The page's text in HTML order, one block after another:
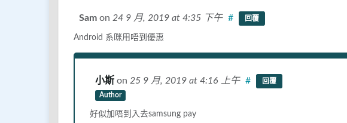
Sam on 24 9 月, 2019 at 4:35 下午 # 回覆
Android 系咪用唔到優惠
小斯 on 25 9 月, 2019 at 4:16 上午
Author
# 回覆
好似加唔到入去samsung pay